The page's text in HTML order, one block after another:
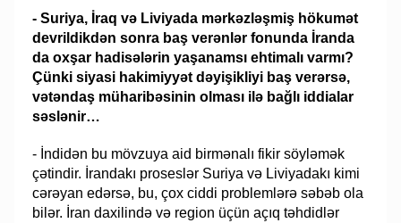
- Suriya, İraq və Liviyada mərkəzləşmiş hökumət
devrildikdən sonra baş verənlər fonunda İranda
da oxşar hadisələrin yaşanamsı ehtimalı varmı?
Çünki siyasi hakimiyyət dəyişikliyi baş verərsə,
vətəndaş müharibəsinin olması ilə bağlı iddialar
səslənir…
- İndidən bu mövzuya aid birmənalı fikir söyləmək
çətindir. İrandakı proseslər Suriya və Liviyadakı kimi
cərəyan edərsə, bu, çox ciddi problemlərə səbəb ola
bilər. İran daxilində və region üçün açıq təhdidlər